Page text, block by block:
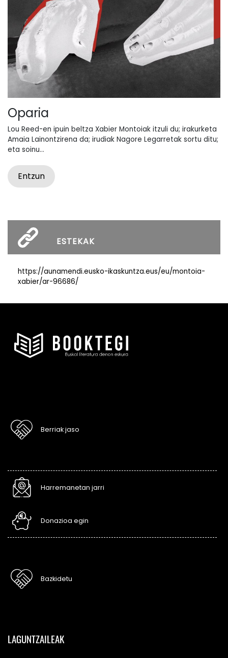
Oparia
Lou Reed-en ipuin beltza Xabier Montoiak itzuli du; irakurketa
Amaia Lainontzirena da; irudiak Nagore Legarretak sortu ditu;
eta soinu...
Entzun
ESTEKAK
https://aunamendi.eusko-ikaskuntza.eus/eu/montoia-
xabier/ar-96686/
Berriak jaso
Harremanetan jarri
Donazioa egin
Bazkidetu
LAGUNTZAILEAK